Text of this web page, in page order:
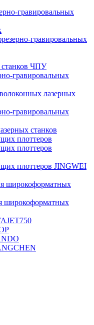
гравировальных
гравировальных
станков ЧПУ
гравировальных
лазерных
гравировальных
станков
плоттеров
плоттеров
плоттеров JINGWEI
широкоформатных
широкоформатных